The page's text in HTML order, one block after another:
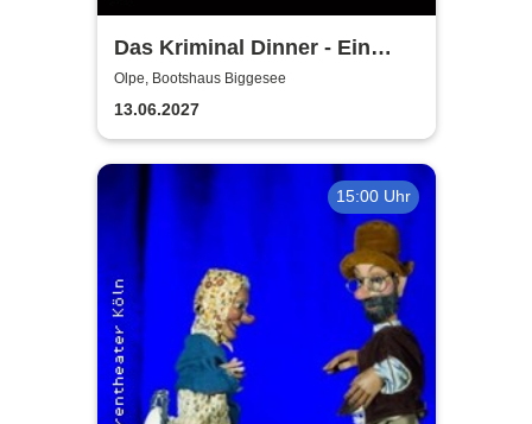
Das Kriminal Dinner - Ein
Täter unter uns
Olpe, Bootshaus Biggesee
13.06.2027
15:00 Uhr